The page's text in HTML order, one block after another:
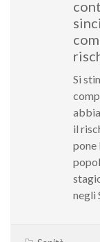
Si
il
pone
negli